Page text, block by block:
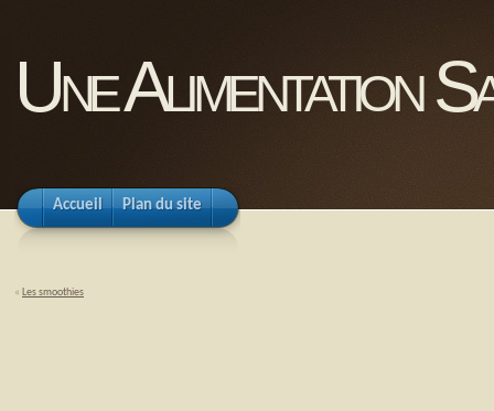
Une Alimentation
Accueil Plan du site
« Les smoothies